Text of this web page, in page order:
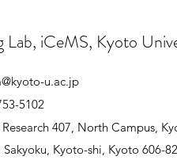
Lab, iCeMS, Kyoto
u.ac.jp
5102
407, North Campus,
Kyoto-shi, Kyoto 606-